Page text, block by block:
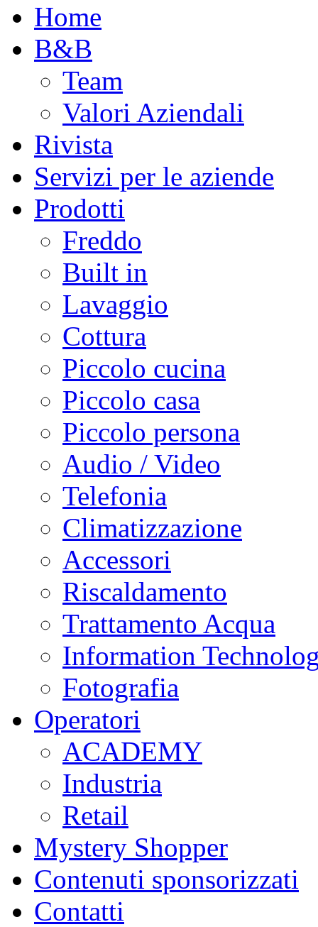
Home
B&B
Team
Valori Aziendali
Rivista
Servizi per le aziende
Prodotti
Freddo
Built in
Lavaggio
Cottura
Piccolo cucina
Piccolo casa
Piccolo persona
Audio / Video
Telefonia
Climatizzazione
Accessori
Riscaldamento
Trattamento Acqua
Information
Fotografia
Operatori
ACADEMY
Industria
Retail
Mystery Shopper
Contenuti sponsorizzati
Contatti